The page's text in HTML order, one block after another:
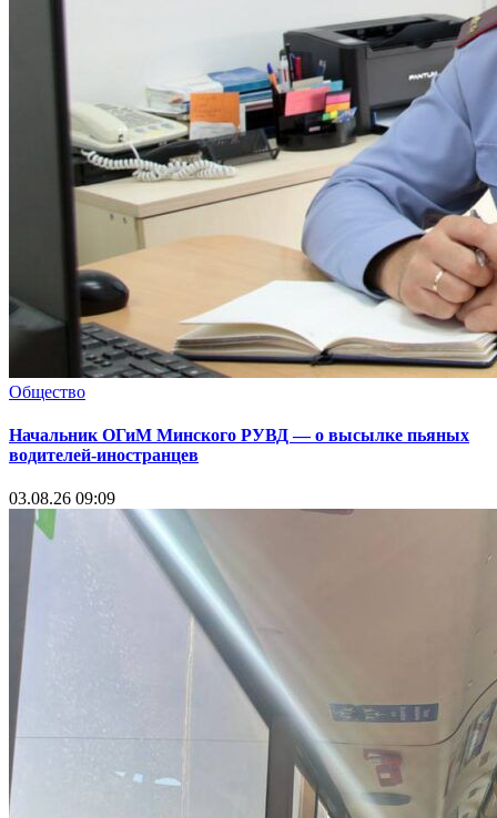
Общество
Начальник ОГиМ Минского РУВД — о высылке пьяных
водителей-иностранцев
03.08.26 09:09